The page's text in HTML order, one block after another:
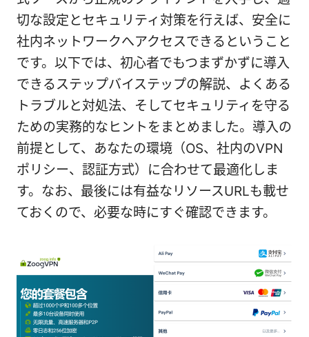
切な設定とセキュリティ対策を行えば、安全に
社内ネットワークへアクセスできるということ
です。以下では、初心者でもつまずかずに導入
できるステップバイステップの解説、よくある
トラブルと対処法、そしてセキュリティを守る
ための実務的なヒントをまとめました。導入の
前提として、あなたの環境（OS、社内のVPN
ポリシー、認証方式）に合わせて最適化しま
す。なお、最後には有益なリソースURLも載せ
ておくので、必要な時にすぐ確認できます。